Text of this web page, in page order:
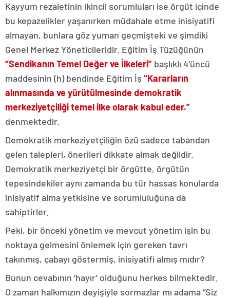
Kayyum rezaletinin ikincil sorumluları ise örgüt içinde
bu kepazelikler yaşanırken müdahale etme inisiyatifi
almayan, bunlara göz yuman geçmişteki ve şimdiki
Genel Merkez Yöneticileridir. Eğitim İş Tüzüğünün
“Sendikanın Temel Değer ve İlkeleri” başlıklı 4’üncü
maddesinin (h) bendinde Eğitim İş “Kararların
alınmasında ve yürütülmesinde demokratik
merkeziyetçiliği temel ilke olarak kabul eder.”
denmektedir.
Demokratik merkeziyetçiliğin özü sadece tabandan
gelen talepleri, önerileri dikkate almak değildir.
Demokratik merkeziyetçi bir örgütte, örgütün
tepesindekiler aynı zamanda bu tür hassas konularda
inisiyatif alma yetkisine ve sorumluluğuna da
sahiptirler.
Peki, bir önceki yönetim ve mevcut yönetim işin bu
noktaya gelmesini önlemek için gereken tavrı
takınmış, çabayı göstermiş, inisiyatifi almış mıdır?
Bunun cevabının ‘hayır’ olduğunu herkes bilmektedir.
O zaman halkımızın deyişiyle sormazlar mı adama “Siz